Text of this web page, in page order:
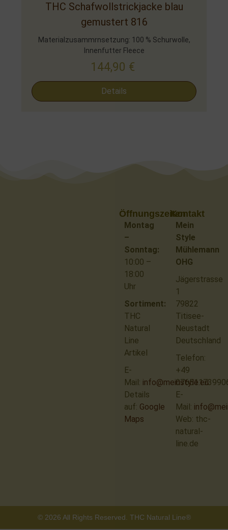
THC Schafwollstrickjacke blau
gemustert 816
Materialzusammrnsetzung: 100 % Schurwolle,
Innenfutter Fleece
144,90 €
Details
Kontakt
Mein
Style
Mühlemann
OHG
Jägerstrasse
1
79822
Titisee-
Neustadt
Deutschland
Telefon:
+49
E-
Mail:
Web: thc-
natural-
line.de
Öffnungszeiten
Montag
–
Sonntag:
10:00 –
18:00
Uhr
Sortiment:
THC
Natural
Line
Artikel
E-
Mail: info@meinstyle.eu
Details
auf: Google
Maps
© 2026 All Rights Reserved. THC Natural Line®